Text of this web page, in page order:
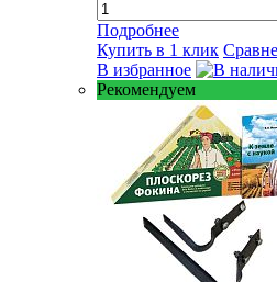
Подробнее
Купить в 1 клик
В избранное
Рекомендуем